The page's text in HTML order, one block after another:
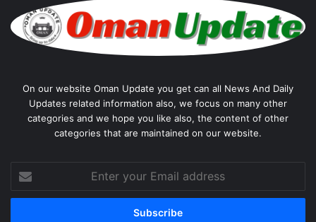
On our website Oman Update you get can all News And Daily
Updates related information also, we focus on many other
categories and we hope you like also, the content of other
categories that are maintained on our website.
your
Email